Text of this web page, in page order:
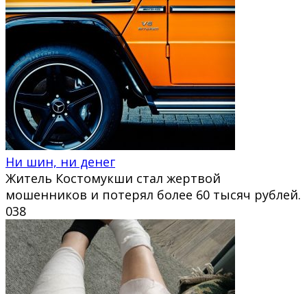
Ни шин, ни денег
Житель Костомукши стал жертвой
мошенников и потерял более 60 тысяч рублей.
038